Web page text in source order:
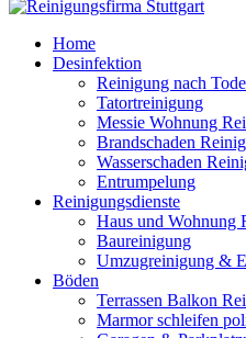
Home
Desinfektion
Reinigung nach
Tatortreinigung
Messie Wohnung
Brandschaden
Wasserschaden
Entrumpelung
Reinigungsdienste
Haus und Wohnung
Baureinigung
Umzugreinigung &
Böden
Terrassen Balkon
Marmor schleifen